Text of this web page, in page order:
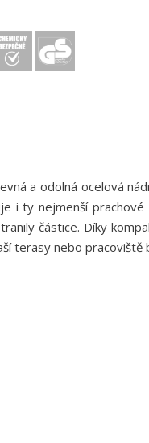
a odolná ocelová
i ty nejmenší
částice. Díky
terasy nebo pracoviště